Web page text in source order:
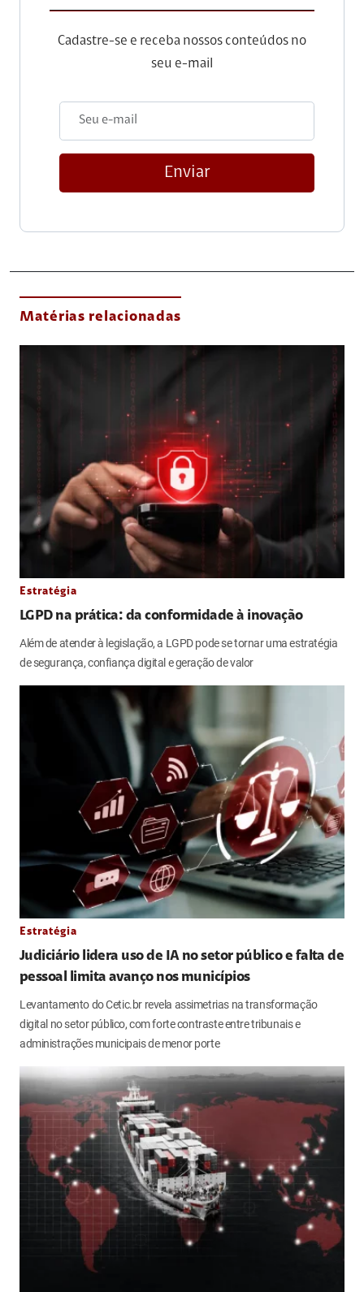
Cadastre-se e receba nossos conteúdos no
seu e-mail
Enviar
Matérias relacionadas
Estratégia
LGPD na prática: da conformidade à inovação
Além de atender à legislação, a LGPD pode se tornar uma estratégia
de segurança, confiança digital e geração de valor
Estratégia
Judiciário lidera uso de IA no setor público e falta de
pessoal limita avanço nos municípios
Levantamento do Cetic.br revela assimetrias na transformação
digital no setor público, com forte contraste entre tribunais e
administrações municipais de menor porte